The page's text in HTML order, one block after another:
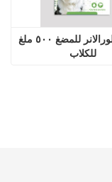
للكلاب